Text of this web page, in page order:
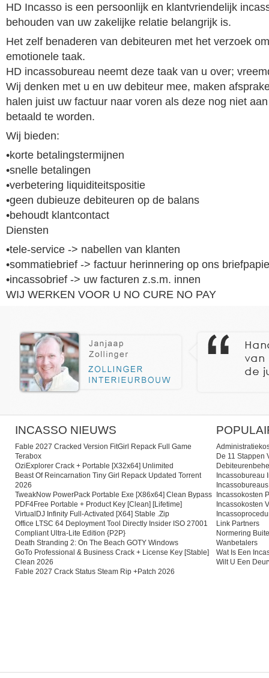
HD Incasso is een persoonlijk en klantvriendelijk
behouden van uw zakelijke relatie belangrijk is.
Het zelf benaderen van debiteuren met het verzoek
emotionele taak.
HD incassobureau neemt deze taak van u over;
Wij denken met u en uw debiteur mee, maken
halen juist uw factuur naar voren als deze nog niet
betaald te worden.
Wij bieden:
•korte betalingstermijnen
•snelle betalingen
•verbetering liquiditeitspositie
•geen dubieuze debiteuren op de balans
•behoudt klantcontact
Diensten
•tele-service -> nabellen van klanten
•sommatiebrief -> factuur herinnering op ons
•incassobrief -> uw facturen z.s.m. innen
WIJ WERKEN VOOR U NO CURE NO PAY
INCASSO NIEUWS
Fable 2027 Cracked Version FitGirl Repack Full Game
Terabox
OziExplorer Crack + Portable [x32x64] Unlimited
Beast Of Reincarnation Tiny Girl Repack Updated Torrent
2026
TweakNow PowerPack Portable Exe [x86x64] Clean Bypass
PDF4Free Portable + Product Key [Clean] [Lifetime]
VirtualDJ Infinity Full-Activated [x64] Stable .zip
Office LTSC 64 Deployment Tool Directly Insider ISO 27001
Compliant Ultra-Lite Edition {P2P}
Death Stranding 2: On The Beach GOTY Windows
GoTo Professional & Business Crack + License Key [Stable]
Clean 2026
Fable 2027 Crack Status Steam Rip +Patch 2026
De 11 Stappen
Incassobureau
Incassobureaus
Incassokosten
Incassokosten
Link Partners
Normering
Wanbetalers
Wat Is Een
Wilt U Een